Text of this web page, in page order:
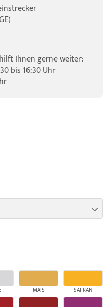
Ihnen gerne weiter:
bis 16:30 Uhr
MAIS SAFRAN